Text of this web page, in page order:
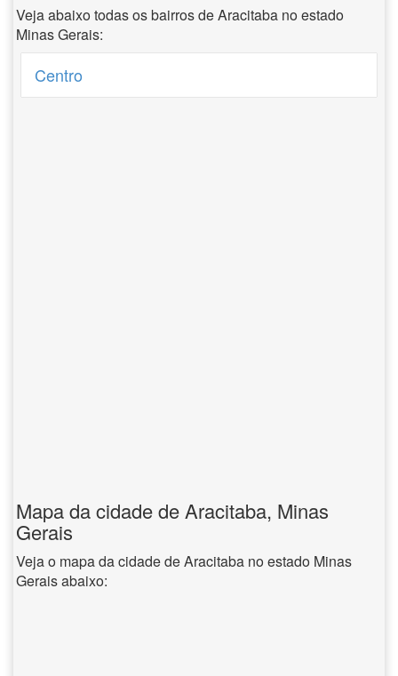
Veja abaixo todas os bairros de Aracitaba no estado
Minas Gerais:
Centro
Mapa da cidade de Aracitaba, Minas
Gerais
Veja o mapa da cidade de Aracitaba no estado Minas
Gerais abaixo: